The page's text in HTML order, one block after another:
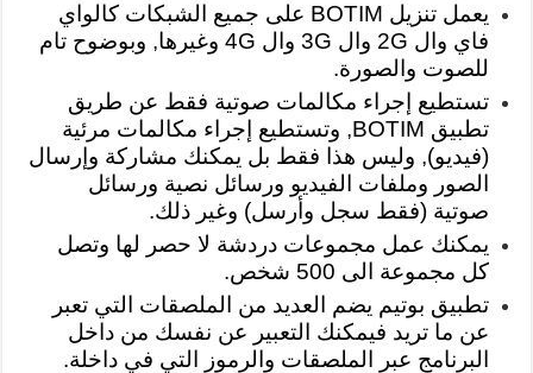
يعمل تنزيل BOTIM على جميع الشبكات كالواي
فاي وال 2G وال 3G وال 4G وغيرها, وبوضوح تام
للصوت والصورة.
تستطيع إجراء مكالمات صوتية فقط عن طريق
تطبيق BOTIM, وتستطيع إجراء مكالمات مرئية
(فيديو), وليس هذا فقط بل يمكنك مشاركة وإرسال
الصور وملفات الفيديو ورسائل نصية ورسائل
صوتية (فقط سجل وأرسل) وغير ذلك.
يمكنك عمل مجموعات دردشة لا حصر لها وتصل
كل مجموعة الى 500 شخص.
تطبيق بوتيم يضم العديد من الملصقات التي تعبر
عن ما تريد فيمكنك التعبير عن نفسك من داخل
البرنامج عبر الملصقات والرموز التي في داخلة.